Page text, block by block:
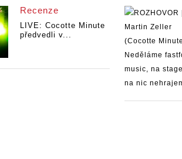
Recenze
LIVE: Cocotte Minute
předvedli v...